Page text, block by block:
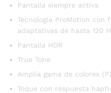
Pantalla siempre activa
Tecnología ProMotion con
adaptativas de hasta 120
Pantalla HDR
True Tone
Amplia gama de colores
Toque con respuesta